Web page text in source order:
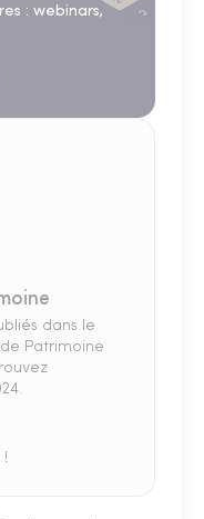
: webinars,
dans le
Patrimoine
!